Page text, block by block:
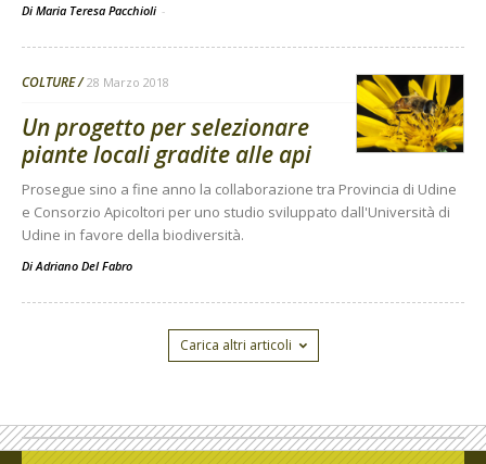
Di Maria Teresa Pacchioli -
COLTURE 28 Marzo 2018
Un progetto per selezionare
piante locali gradite alle api
Prosegue sino a fine anno la collaborazione tra Provincia di Udine
e Consorzio Apicoltori per uno studio sviluppato dall'Università di
Udine in favore della biodiversità.
DiAdriano Del Fabro
Carica altri articoli